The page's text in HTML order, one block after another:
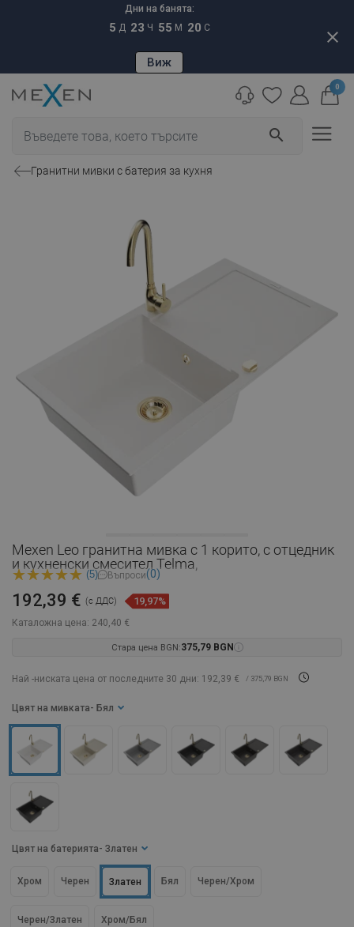
Дни на банята:
5 Д 23 Ч 55 М 19 С
Виж
close
search
0
Гранитни мивки с батерия за кухня
Mexen Leo гранитна мивка с 1 корито, с отцедник
и кухненски смесител Telma,
(5) Въпроси(0)
Каталожна цена: 240,40 €
192,39 € (с ДДС) 19,97%
Стара цена BGN:375,79 BGN
Най -ниската цена от последните 30 дни: 192,39 € / 375,79 BGN
Цвят на мивката - Бял
Цвят на батерията - Златен
Бял
Хром Черен Златен
Хром/Бял
Черен/Хром
Черен/Златен